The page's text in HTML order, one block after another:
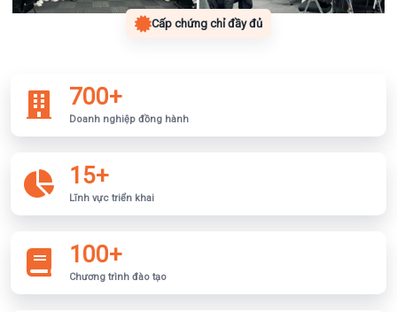
Cấp chứng chỉ đầy đủ
700+
Doanh nghiệp đồng hành
15+
Lĩnh vực triển khai
100+
Chương trình đào tạo